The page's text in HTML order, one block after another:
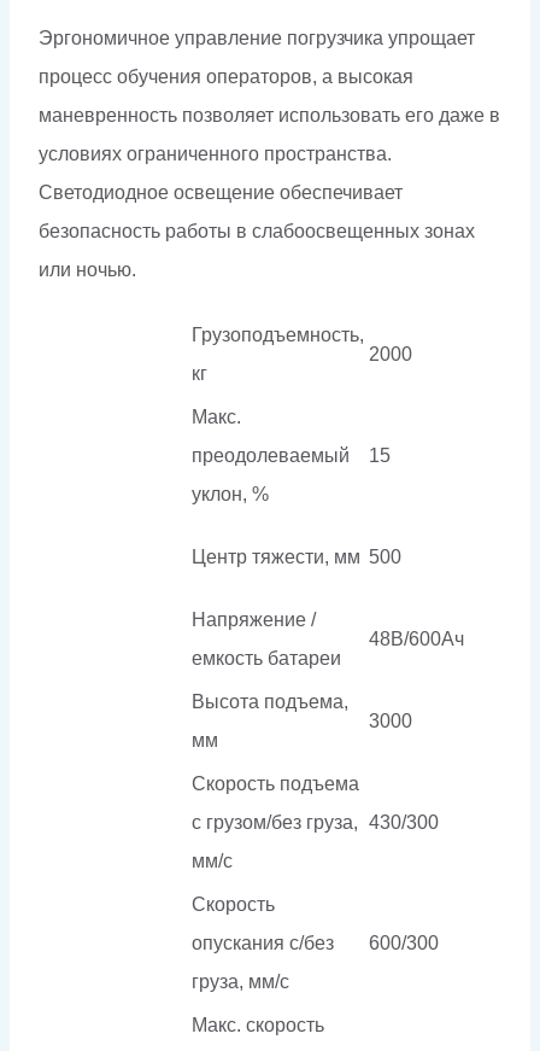
Эргономичное управление погрузчика упрощает
процесс обучения операторов, а высокая
маневренность позволяет использовать его даже в
условиях ограниченного пространства.
Светодиодное освещение обеспечивает
безопасность работы в слабоосвещенных зонах
или ночью.
Грузоподъемность,
кг
2000
Макс.
преодолеваемый
уклон, %
15
Центр тяжести, мм 500
Напряжение /
емкость батареи
48В/600Ач
Высота подъема,
мм
3000
Скорость подъема
с грузом/без груза,
мм/с
430/300
Скорость
опускания c/без
груза, мм/с
600/300
Макс. скорость